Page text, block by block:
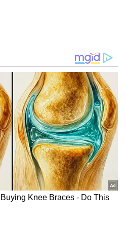
வேண்டும்
என்று
மேலும் இது
உரையாடல்
குழுவை
ஐ.நா
அன்டோனியோ
ஏற்படுத்தும்
மெக்சிகோ
மானுவல் லோபஸ்
உங்களுடன்